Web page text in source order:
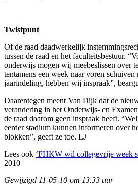
Twistpunt
Of de raad daadwerkelijk
tussen de raad en het faculteitsbestuur.
onderwijs mogen wij meebeslissen over
tentamens een week naar voren schuiven
jaarindeling, hebben wij inspraak”,
Daarentegen meent Van Dijk dat de
verandering in het Onderwijs- en
de raad daarom geen inspraak heeft.
eerder stadium kunnen informeren over
blokken”, geeft ze toe. LJ
Lees ook ‘FHKW wil collegevrije week
2010
Gewijzigd 11-05-10 om 13.33 uur